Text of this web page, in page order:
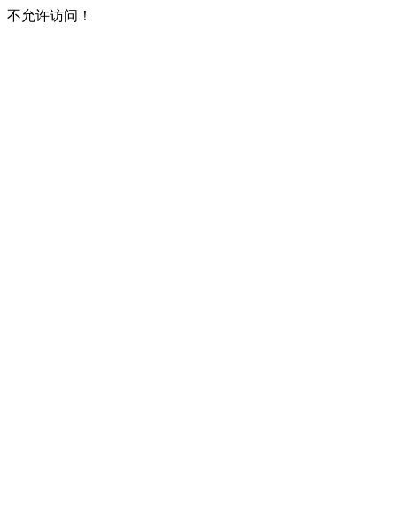
不允许访问！